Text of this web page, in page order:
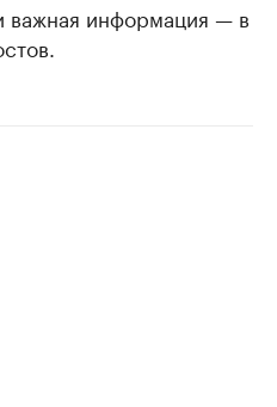
важная информация — в